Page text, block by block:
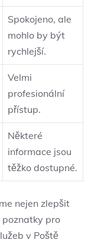
Spokojeno, ale
mohlo by být
rychlejší.
Velmi
profesionální
přístup.
Některé
informace jsou
těžko dostupné.
nejen zlepšit
poznatky pro
v Poště